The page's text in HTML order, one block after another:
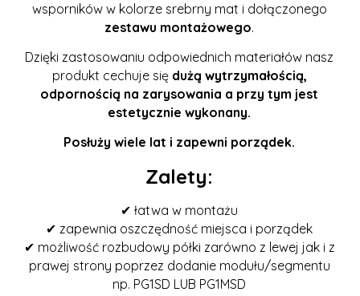
wsporników w kolorze srebrny mat i dołączonego
zestawu montażowego.
Dzięki zastosowaniu odpowiednich materiałów nasz
produkt cechuje się dużą wytrzymałością,
odpornością na zarysowania a przy tym jest
estetycznie wykonany.
Posłuży wiele lat i zapewni porządek.
Zalety:
✔ łatwa w montażu
✔ zapewnia oszczędność miejsca i porządek
✔ możliwość rozbudowy półki zarówno z lewej jak i z
prawej strony poprzez dodanie modułu/segmentu
np. PG1SD LUB PG1MSD